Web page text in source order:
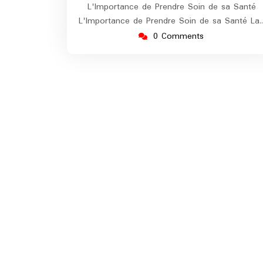
L'Importance de Prendre Soin de sa Santé
L'Importance de Prendre Soin de sa Santé
0 Comments